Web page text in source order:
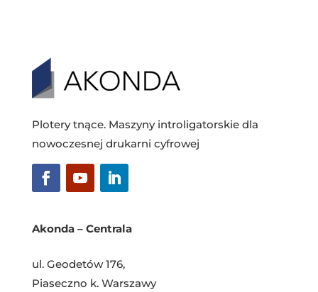
Plotery tnące. Maszyny introligatorskie dla
nowoczesnej drukarni cyfrowej
Akonda – Centrala
ul. Geodetów 176,
Piaseczno k. Warszawy